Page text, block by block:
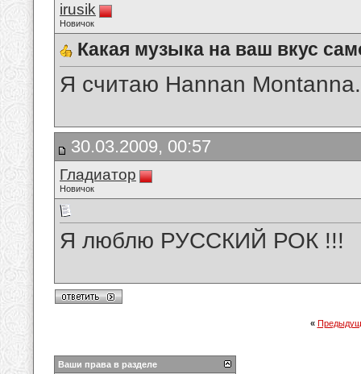
irusik
Новичок
Какая музыка на ваш вкус
Я считаю Hannan Montanna.
30.03.2009, 00:57
Гладиатор
Новичок
Я люблю РУССКИЙ РОК !!!
«
Ваши права в разделе